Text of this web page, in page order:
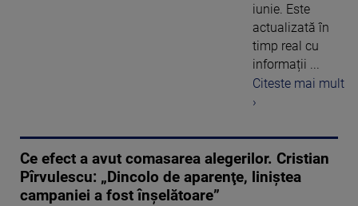
iunie. Este
actualizată în
timp real cu
informații ...
Citeste mai mult
›
Ce efect a avut comasarea alegerilor. Cristian
Pîrvulescu: „Dincolo de aparenţe, liniştea
campaniei a fost înşelătoare”